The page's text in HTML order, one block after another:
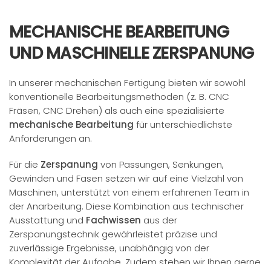
MECHANISCHE BEARBEITUNG
UND MASCHINELLE ZERSPANUNG
In unserer mechanischen Fertigung bieten wir sowohl
konventionelle Bearbeitungsmethoden (z. B. CNC
Fräsen, CNC Drehen) als auch eine spezialisierte
mechanische Bearbeitung für unterschiedlichste
Anforderungen an.
Für die Zerspanung von Passungen, Senkungen,
Gewinden und Fasen setzen wir auf eine Vielzahl von
Maschinen, unterstützt von einem erfahrenen Team in
der Anarbeitung. Diese Kombination aus technischer
Ausstattung und Fachwissen aus der
Zerspanungstechnik gewährleistet präzise und
zuverlässige Ergebnisse, unabhängig von der